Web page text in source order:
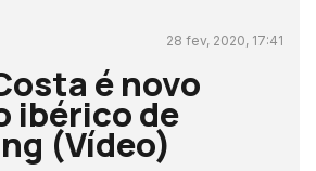
28 fev, 2020, 17:41
é novo
ibérico de
(Vídeo)